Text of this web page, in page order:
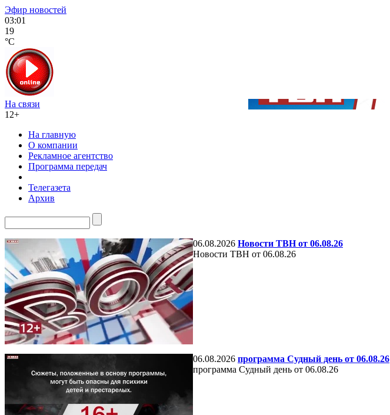
Эфир новостей
03:01
19
°C
На связи
12+
На главную
О компании
Рекламное агентство
Программа передач
Телегазета
Архив
06.08.2026 Новости ТВН от 06.08.26
Новости ТВН от 06.08.26
06.08.2026 программа Судный день от 06.08.26
программа Судный день от 06.08.26